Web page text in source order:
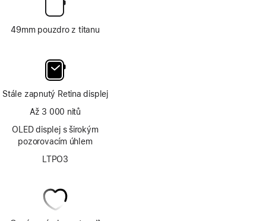
49mm pouzdro z titanu
Stále zapnutý Retina displej
Až 3 000 nitů
OLED displej s širokým
pozorovacím úhlem
LTPO3